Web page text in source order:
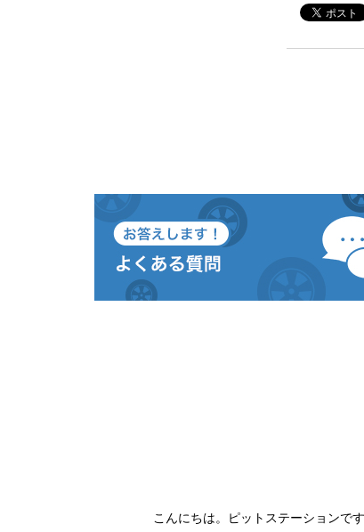
こんにちは。ピットステーションで